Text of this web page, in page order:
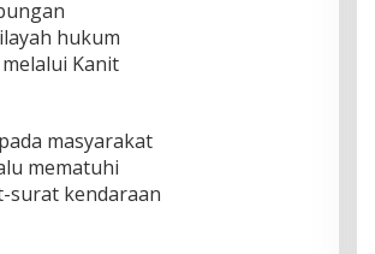
hukum
Kanit
masyarakat
mematuhi
surat kendaraan